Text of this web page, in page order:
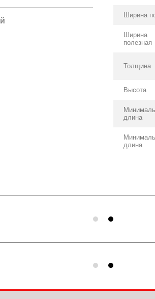
Ширина
Ширина
полезная
Толщина
Высота
длина
длина